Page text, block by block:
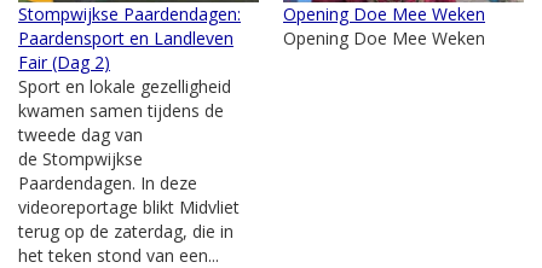
Stompwijkse Paardendagen:
Paardensport en Landleven
Fair (Dag 2)
Sport en lokale gezelligheid
kwamen samen tijdens de
tweede dag van
de Stompwijkse
Paardendagen. In deze
videoreportage blikt Midvliet
terug op de zaterdag, die in
het teken stond van een...
Opening Doe Mee Weken
Opening Doe Mee Weken